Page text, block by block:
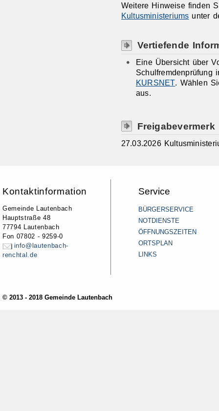
Weitere Hinweise finden
Kultusministeriums unter
Vertiefende
Eine Übersicht über
Schulfremdenprüfung
KURSNET. Wählen
aus.
Freigabevermerk
27.03.2026
Kontaktinformation
Gemeinde Lautenbach
Hauptstraße 48
77794 Lautenbach
Fon 07802 - 9259-0
info@lautenbach-
renchtal.de
Service
BÜRGERSERVICE
NOTDIENSTE
ÖFFNUNGSZEITEN
ORTSPLAN
LINKS
© 2013 - 2018 Gemeinde Lautenbach